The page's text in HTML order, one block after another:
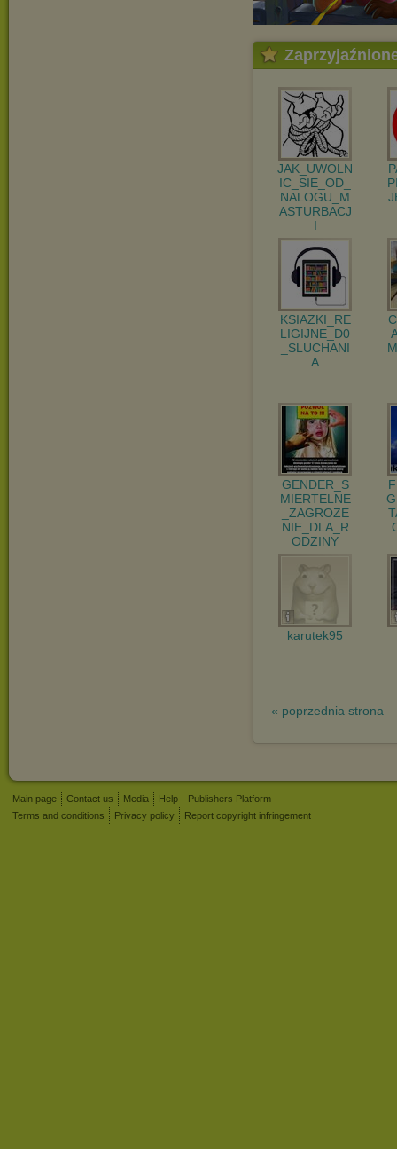
JAK_UWOLN
IC_SIE_OD_
NALOGU_M
ASTURBACJ
I
KSIAZKI_RE
LIGIJNE_D0
_SLUCHANI
A
GENDER_S
MIERTELNE
_ZAGROZE
NIE_DLA_R
ODZINY
karutek95
« poprzednia strona
Main page Contact us Media Help
Publishers Platform
Terms and conditions
Privacy policy Report copyright infringement